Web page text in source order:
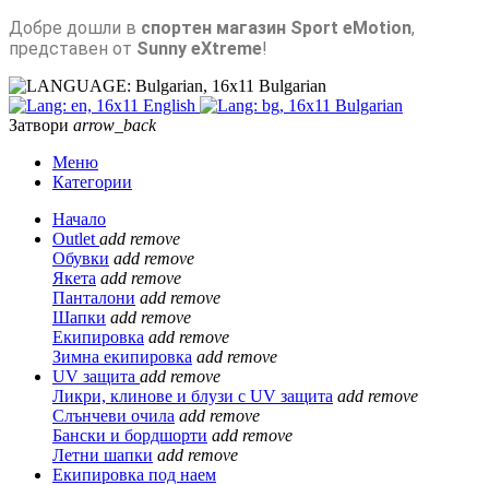
Добре дошли в спортен магазин Sport eMotion,
представен от Sunny eXtreme!
Bulgarian
English
Bulgarian
Затвори arrow_back
Меню
Категории
Начало
Outlet add remove
Обувки add remove
Якета add remove
Панталони add remove
Шапки add remove
Екипировка add remove
Зимна екипировка add remove
UV защита add remove
Ликри, клинове и блузи с UV защита add remove
Слънчеви очила add remove
Бански и бордшорти add remove
Летни шапки add remove
Екипировка под наем